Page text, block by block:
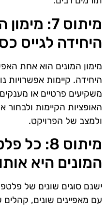
מיתוס 7:
היחידה לגייס
מימון המונים הוא אחת
היחידה. קיימות אפשרויות
משקיעים פרטיים או
האופציות הקיימות
ולמצב של הפרויקט.
מיתוס 8:
המונים היא
ישנם סוגים שונים של
עם מאפיינים שונים,